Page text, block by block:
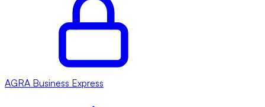
AGRA Business Express